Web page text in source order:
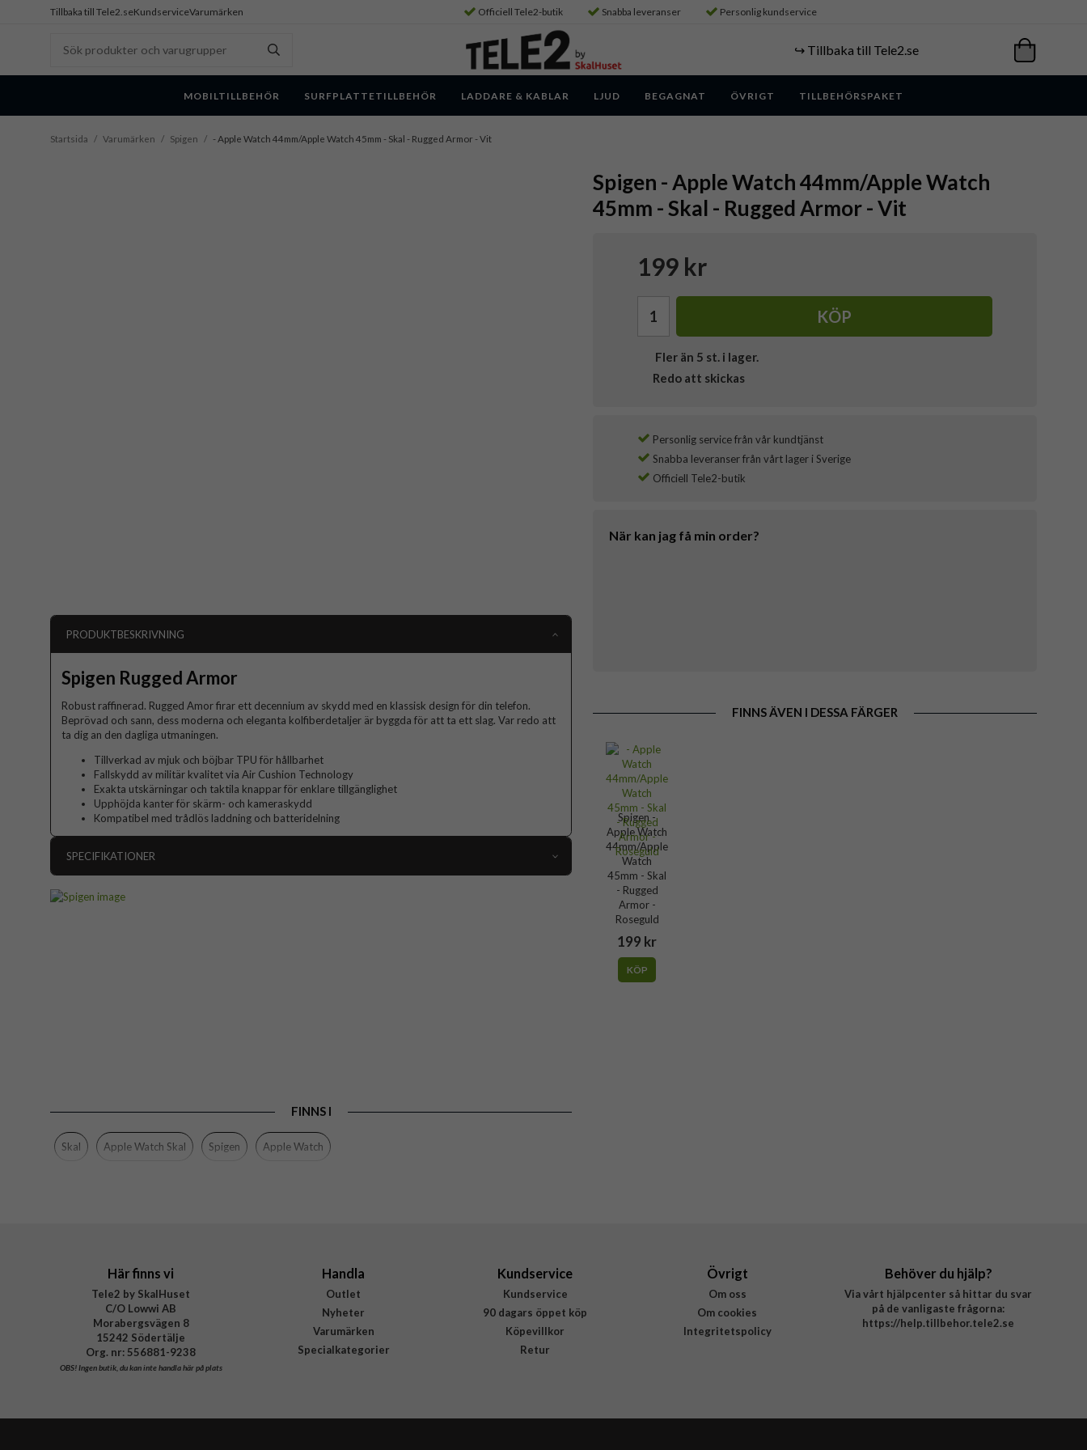
Tillbaka till Tele2.seKundserviceVarumärken Officiell Tele2-butik Snabba leveranser Personlig kundservice
↪️ Tillbaka till Tele2.se
MOBILTILLBEHÖR SURFPLATTETILLBEHÖR LADDARE & KABLAR LJUD BEGAGNAT ÖVRIGT TILLBEHÖRSPAKET
Startsida / Varumärken / Spigen / - Apple Watch 44mm/Apple Watch 45mm - Skal - Rugged Armor - Vit
Spigen - Apple Watch 44mm/Apple Watch
45mm - Skal - Rugged Armor - Vit
199 kr
KÖP
Fler än 5 st. i lager.
Redo att skickas
Personlig service från vår kundtjänst
Snabba leveranser från vårt lager i Sverige
Officiell Tele2-butik
När kan jag få min order?
FINNS ÄVEN I DESSA FÄRGER
Spigen -
Apple Watch
44mm/Apple
Watch
45mm - Skal
- Rugged
Armor -
Roseguld
199 kr
KÖP
PRODUKTBESKRIVNING
Spigen Rugged Armor
Robust raffinerad. Rugged Amor firar ett decennium av skydd med en klassisk design för din telefon.
Beprövad och sann, dess moderna och eleganta kolfiberdetaljer är byggda för att ta ett slag. Var redo att
ta dig an den dagliga utmaningen.
Tillverkad av mjuk och böjbar TPU för hållbarhet
Fallskydd av militär kvalitet via Air Cushion Technology
Exakta utskärningar och taktila knappar för enklare tillgänglighet
Upphöjda kanter för skärm- och kameraskydd
Kompatibel med trådlös laddning och batteridelning
SPECIFIKATIONER
FINNS I
Skal Apple Watch Skal Spigen Apple Watch
Här finns vi
Tele2 by SkalHuset
C/O Lowwi AB
Morabergsvägen 8
15242 Södertälje
Org. nr: 556881-9238
OBS!Ingen butik, du kan inte handla här på plats
Handla
Outlet
Nyheter
Varumärken
Specialkategorier
Kundservice
Kundservice
90 dagars öppet köp
Köpevillkor
Retur
Övrigt
Om oss
Om cookies
Integritetspolicy
Behöver du hjälp?
Via vårt hjälpcenter så hittar du svar
på de vanligaste frågorna:
https://help.tillbehor.tele2.se